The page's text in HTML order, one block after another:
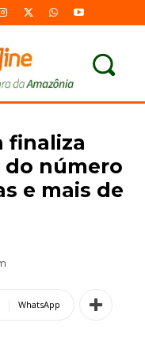
finaliza
do número
e mais de
WhatsApp